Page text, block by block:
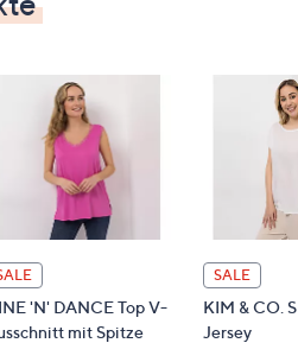
'N' DANCE Top V-
mit Spitze
SALE
KIM & CO.
Jersey